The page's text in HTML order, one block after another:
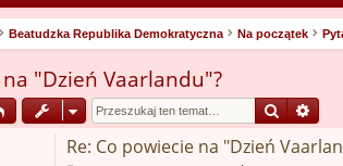
Beatudzka Republika Demokratyczna Na początek
"Dzień Vaarlandu"?
Szukaj
Re: Co powiecie na "Dzień